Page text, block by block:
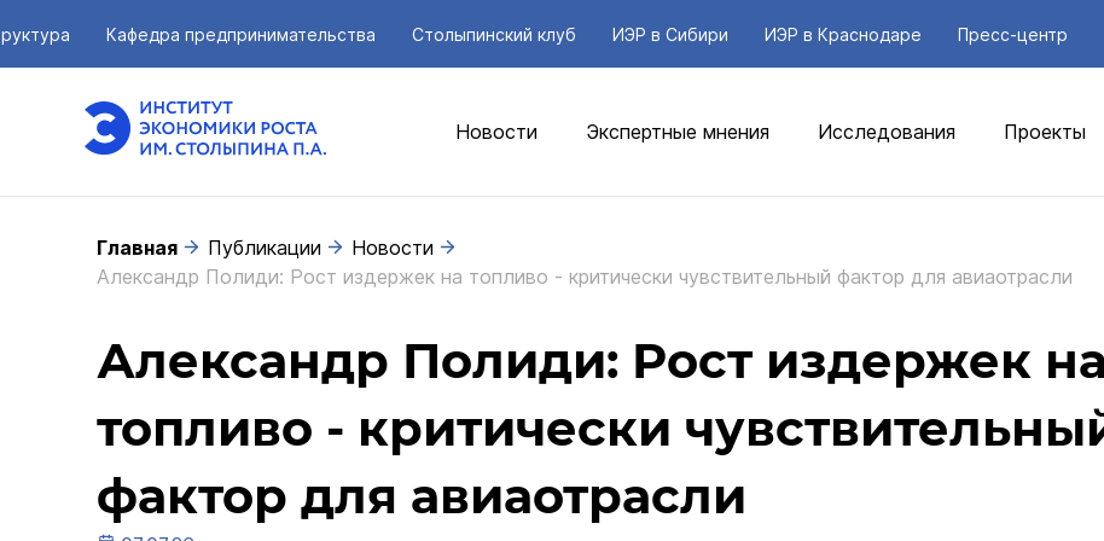
Кафедра предпринимательства Столыпинский клуб ИЭР в Сибири ИЭР в Краснодаре Пресс-центр
Новости Экспертные мнения Исследования Проекты
Главная Публикации
Новости
Александр Полиди: Рост издержек на топливо - критически чувствительный фактор для авиаотрасли
Александр Полиди: Рост издержек на
топливо - критически
фактор для авиаотрасли